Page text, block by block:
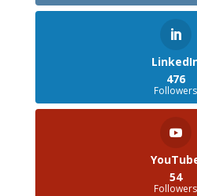
476
Followers
54
Followers